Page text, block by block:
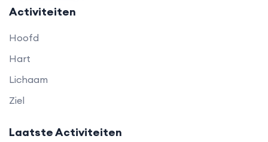
Activiteiten
Hoofd
Hart
Lichaam
Ziel
Laatste Activiteiten